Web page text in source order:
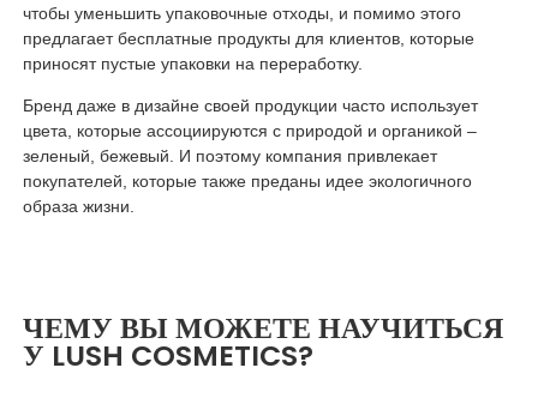
чтобы уменьшить упаковочные отходы, и помимо этого
предлагает бесплатные продукты для клиентов, которые
приносят пустые упаковки на переработку.
Бренд даже в дизайне своей продукции часто использует
цвета, которые ассоциируются с природой и органикой –
зеленый, бежевый. И поэтому компания привлекает
покупателей, которые также преданы идее экологичного
образа жизни.
ЧЕМУ ВЫ МОЖЕТЕ НАУЧИТЬСЯ
У LUSH COSMETICS?